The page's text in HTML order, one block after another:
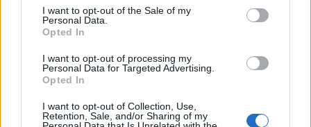
consent section.
I want to opt-out of the Sale of my
Personal Data.
Opted In
I want to opt-out of processing my
Personal Data for Targeted Advertising.
Opted In
I want to opt-out of Collection, Use,
Retention, Sale, and/or Sharing of my
a díszítéshez: tejszínhab, nutellás tejszínhab és
mogyoró
1. A sütőt előmelegítem 175 fokra (légkeverésest
155-re). Egy 23 cm átmérőjű tortakarikát kivajazok,
az alját kibélelem sütőpapírral.